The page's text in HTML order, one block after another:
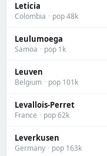
Leticia
Colombia · pop 48k
Leulumoega
Samoa · pop 1k
Leuven
Belgium · pop 101k
Levallois-Perret
France · pop 62k
Leverkusen
Germany · pop 163k